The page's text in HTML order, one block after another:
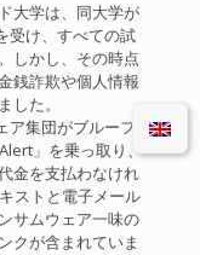
大学は、同大学が
受け、すべての試
しかし、その時点
銭詐欺や個人情報
た。
ア集団がブルーフ
」を乗っ取り、
金を支払わなけれ
ストと電子メール
サムウェア一味の
クが含まれていま